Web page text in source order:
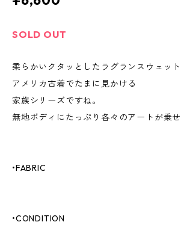
SOLD OUT
柔らかいクタッとしたラグランスウェット
アメリカ古着でたまに見かける
家族シリーズですね。
無地ボディにたっぷり各々のアートが乗せ
•FABRIC
•CONDITION